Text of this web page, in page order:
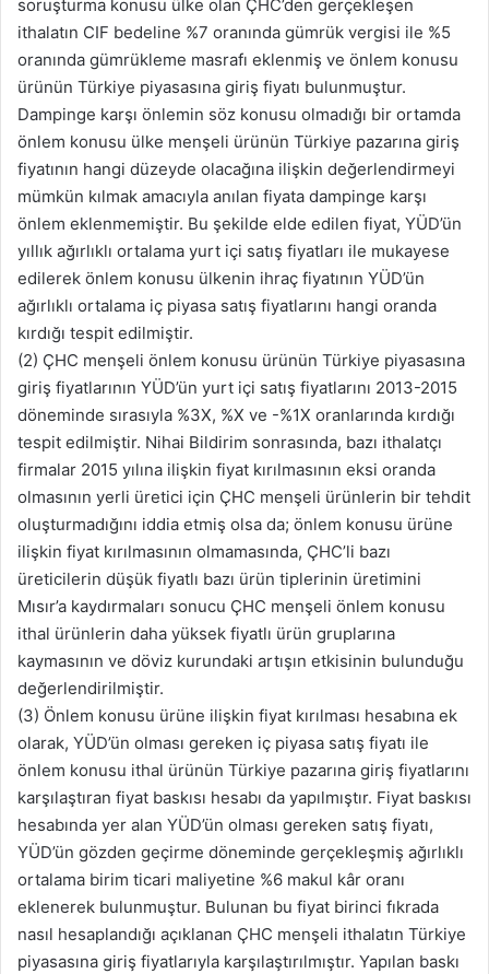
soruşturma konusu ülke olan ÇHC’den gerçekleşen
ithalatın CIF bedeline %7 oranında gümrük vergisi ile %5
oranında gümrükleme masrafı eklenmiş ve önlem konusu
ürünün Türkiye piyasasına giriş fiyatı bulunmuştur.
Dampinge karşı önlemin söz konusu olmadığı bir ortamda
önlem konusu ülke menşeli ürünün Türkiye pazarına giriş
fiyatının hangi düzeyde olacağına ilişkin değerlendirmeyi
mümkün kılmak amacıyla anılan fiyata dampinge karşı
önlem eklenmemiştir. Bu şekilde elde edilen fiyat, YÜD’ün
yıllık ağırlıklı ortalama yurt içi satış fiyatları ile mukayese
edilerek önlem konusu ülkenin ihraç fiyatının YÜD’ün
ağırlıklı ortalama iç piyasa satış fiyatlarını hangi oranda
kırdığı tespit edilmiştir.
(2) ÇHC menşeli önlem konusu ürünün Türkiye piyasasına
giriş fiyatlarının YÜD’ün yurt içi satış fiyatlarını 2013-2015
döneminde sırasıyla %3X, %X ve -%1X oranlarında kırdığı
tespit edilmiştir. Nihai Bildirim sonrasında, bazı ithalatçı
firmalar 2015 yılına ilişkin fiyat kırılmasının eksi oranda
olmasının yerli üretici için ÇHC menşeli ürünlerin bir tehdit
oluşturmadığını iddia etmiş olsa da; önlem konusu ürüne
ilişkin fiyat kırılmasının olmamasında, ÇHC’li bazı
üreticilerin düşük fiyatlı bazı ürün tiplerinin üretimini
Mısır’a kaydırmaları sonucu ÇHC menşeli önlem konusu
ithal ürünlerin daha yüksek fiyatlı ürün gruplarına
kaymasının ve döviz kurundaki artışın etkisinin bulunduğu
değerlendirilmiştir.
(3) Önlem konusu ürüne ilişkin fiyat kırılması hesabına ek
olarak, YÜD’ün olması gereken iç piyasa satış fiyatı ile
önlem konusu ithal ürünün Türkiye pazarına giriş fiyatlarını
karşılaştıran fiyat baskısı hesabı da yapılmıştır. Fiyat baskısı
hesabında yer alan YÜD’ün olması gereken satış fiyatı,
YÜD’ün gözden geçirme döneminde gerçekleşmiş ağırlıklı
ortalama birim ticari maliyetine %6 makul kâr oranı
eklenerek bulunmuştur. Bulunan bu fiyat birinci fıkrada
nasıl hesaplandığı açıklanan ÇHC menşeli ithalatın Türkiye
piyasasına giriş fiyatlarıyla karşılaştırılmıştır. Yapılan baskı